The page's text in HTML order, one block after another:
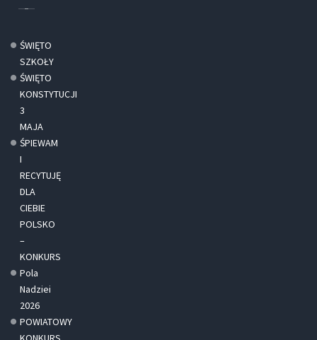
ŚWIĘTO
SZKOŁY
ŚWIĘTO
KONSTYTUCJI
3
MAJA
ŚPIEWAM
I
RECYTUJĘ
DLA
CIEBIE
POLSKO
–
KONKURS
Pola
Nadziei
2026
POWIATOWY